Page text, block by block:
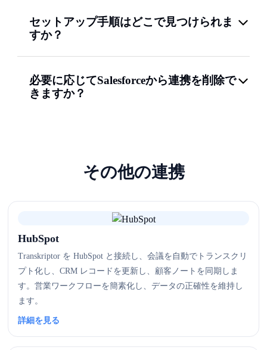
セットアップ手順はどこで見つけられま
すか？
必要に応じてSalesforceから連携を削除で
きますか？
その他の連携
HubSpot
Transkriptor を HubSpot と接続し、会議を自動でトランスクリ
プト化し、CRM レコードを更新し、顧客ノートを同期しま
す。営業ワークフローを簡素化し、データの正確性を維持し
ます。
詳細を見る